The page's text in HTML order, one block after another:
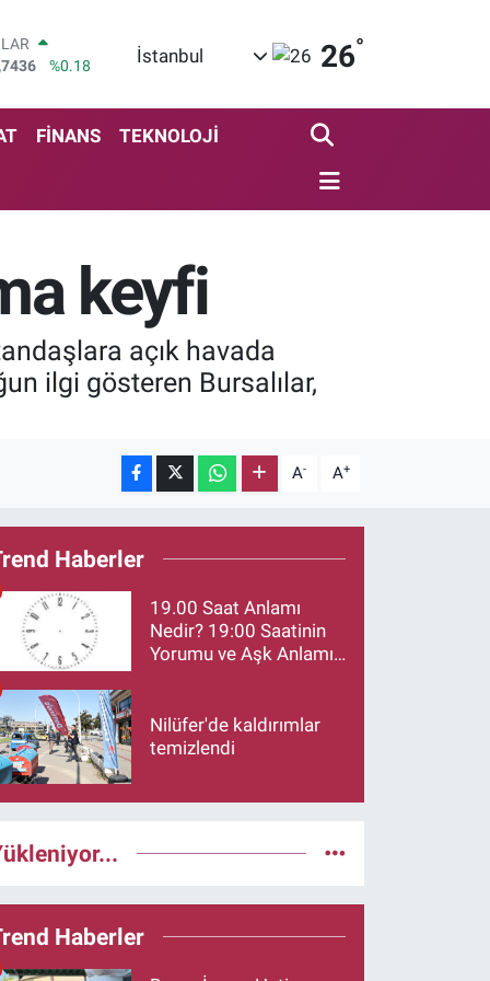
%0.18
%0.32
%1.11
İstanbul 26°
FİNANS TEKNOLOJİ
keyfi
açık havada
ilgi gösteren Bursalılar,
A- A+
Haberler
19.00 Saat Anlamı
Nedir? 19:00 Saatinin
Yorumu ve Aşk Anlamı
Nilüfer'de kaldırımlar
temizlendi
Haberler